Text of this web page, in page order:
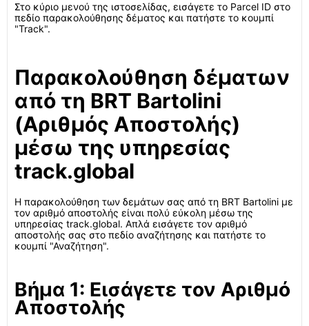
Στο κύριο μενού της ιστοσελίδας, εισάγετε το Parcel ID στο
πεδίο παρακολούθησης δέματος και πατήστε το κουμπί
"Track".
Παρακολούθηση δέματων
από τη BRT Bartolini
(Αριθμός Αποστολής)
μέσω της υπηρεσίας
track.global
Η παρακολούθηση των δεμάτων σας από τη BRT Bartolini με
τον αριθμό αποστολής είναι πολύ εύκολη μέσω της
υπηρεσίας track.global. Απλά εισάγετε τον αριθμό
αποστολής σας στο πεδίο αναζήτησης και πατήστε το
κουμπί "Αναζήτηση".
Βήμα 1: Εισάγετε τον Αριθμό
Αποστολής